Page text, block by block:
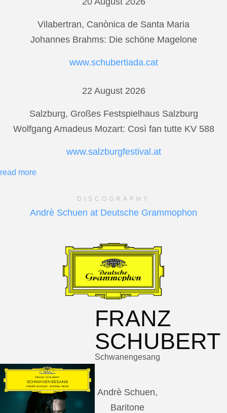
Vilabertran, Canònica de Santa Maria
Johannes Brahms: Die schöne Magelone
www.schubertiada.cat
22 August 2026
Salzburg, Großes Festspielhaus Salzburg
Wolfgang Amadeus Mozart: Così fan tutte KV 588
www.salzburgfestival.at
read more
DISCOGRAPHY
Andrè Schuen at Deutsche Grammophon
FRANZ
SCHUBERT
Schwanengesang
Andrè Schuen,
Baritone